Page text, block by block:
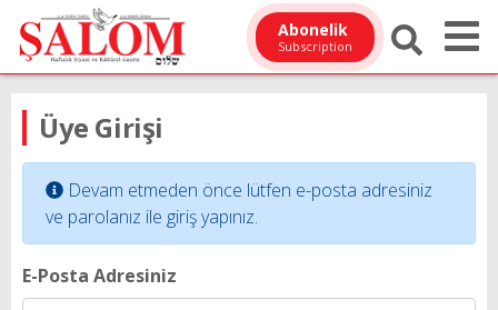
Abonelik
Subscription
Üye Girişi
Devam etmeden önce lütfen e-posta adresiniz
ve parolanız ile giriş yapınız.
E-Posta Adresiniz